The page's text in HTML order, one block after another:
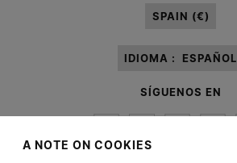
SPAIN (€)
IDIOMA : ESPAÑOL
SÍGUENOS EN
A NOTE ON COOKIES